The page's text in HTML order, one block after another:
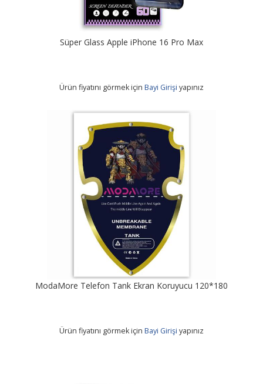
Süper Glass Apple iPhone 16 Pro Max
Ürün fiyatını görmek için Bayi Girişi yapınız
ModaMore Telefon Tank Ekran Koruyucu 120*180
Ürün fiyatını görmek için Bayi Girişi yapınız